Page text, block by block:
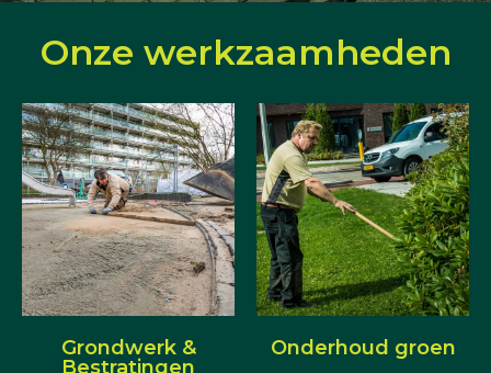
Onze werkzaamheden
Grondwerk &
Bestratingen
Onderhoud groen